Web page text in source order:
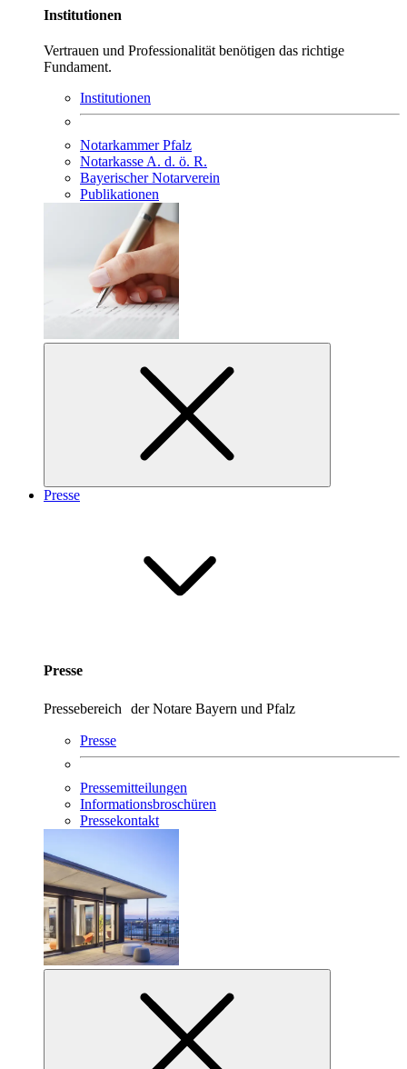
Institutionen
Vertrauen und Professionalität benötigen das richtige
Fundament.
Institutionen
Notarkammer Pfalz
Notarkasse A. d. ö. R.
Bayerischer Notarverein
Publikationen
Presse
Presse
Pressebereich der Notare Bayern und Pfalz
Presse
Pressemitteilungen
Informationsbroschüren
Pressekontakt